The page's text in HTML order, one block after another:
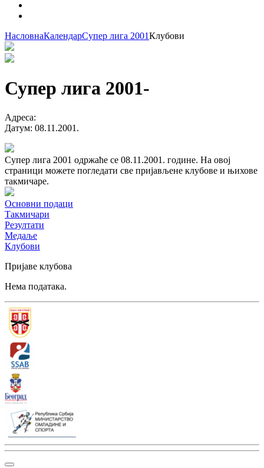
НасловнаКалендарСупер лига 2001Клубови
Супер лига 2001-
Адреса:
Датум: 08.11.2001.
Супер лига 2001 одржаће се 08.11.2001. године. На овој
страници можете погледати све пријављене клубове и њихове
такмичаре.
Основни подаци
Такмичари
Резултати
Медаље
Клубови
Пријаве клубова
Нема података.